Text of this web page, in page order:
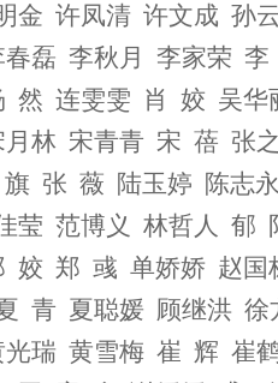
许凤清 许文成 孙
磊 李秋月 李家荣
然 连雯雯 肖 姣 吴华
林 宋青青 宋 蓓 张
张 薇 陆玉婷 陈志
莹 范博义 林哲人 郁
姣 郑 彧 单娇娇 赵
青 夏聪媛 顾继洪
光瑞 黄雪梅 崔 辉 崔